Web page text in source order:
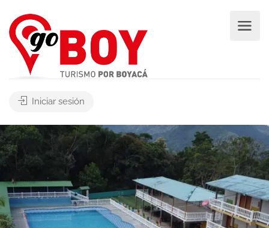
Iniciar sesión